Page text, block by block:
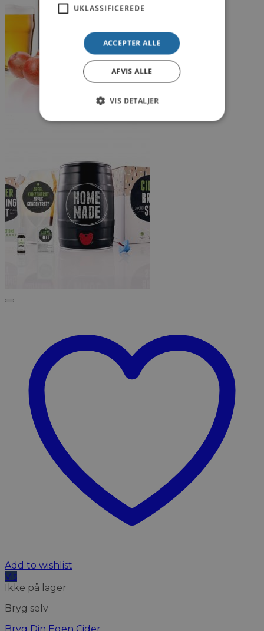
Add to wishlist
Vis
Ikke på lager
Bryg selv
UKLASSIFICEREDE
ACCEPTER ALLE
AFVIS ALLE
VIS DETALJER